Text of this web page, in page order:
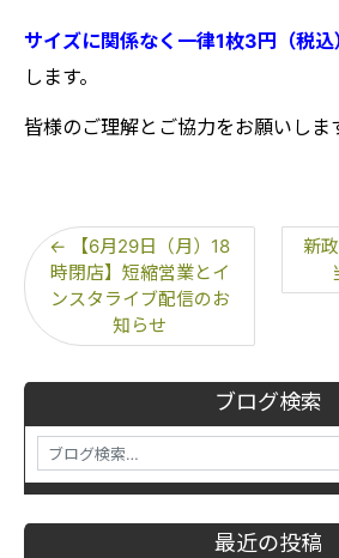
ブログ検索
最近の投稿
サイズに関係なく一律1枚3円（税込
します。
皆様のご理解とご協力をお願いしま
← 【6月29日（月）18
時閉店】短縮営業とイ
ンスタライブ配信のお
知らせ
新